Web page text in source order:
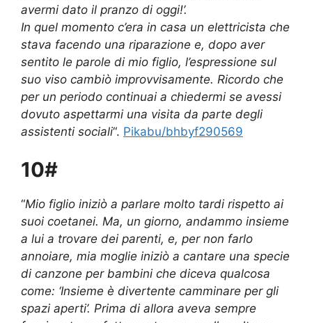
avermi dato il pranzo di oggi!’.
In quel momento c’era in casa un elettricista che
stava facendo una riparazione e, dopo aver
sentito le parole di mio figlio, l’espressione sul
suo viso cambiò improvvisamente. Ricordo che
per un periodo continuai a chiedermi se avessi
dovuto aspettarmi una visita da parte degli
assistenti sociali“. Pikabu/bhbyf290569
10#
“Mio figlio iniziò a parlare molto tardi rispetto ai
suoi coetanei. Ma, un giorno, andammo insieme
a lui a trovare dei parenti, e, per non farlo
annoiare, mia moglie iniziò a cantare una specie
di canzone per bambini che diceva qualcosa
come: ‘Insieme è divertente camminare per gli
spazi aperti’. Prima di allora aveva sempre